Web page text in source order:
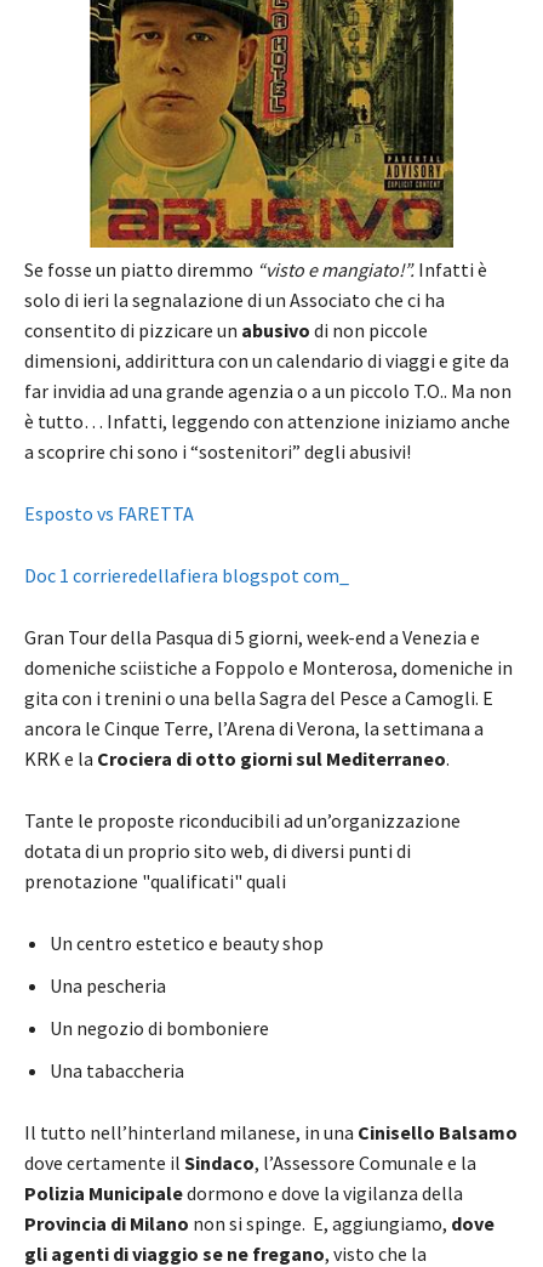
Se fosse un piatto diremmo “visto e mangiato!”. Infatti è
solo di ieri la segnalazione di un Associato che ci ha
consentito di pizzicare un abusivo di non piccole
dimensioni, addirittura con un calendario di viaggi e gite da
far invidia ad una grande agenzia o a un piccolo T.O.. Ma non
è tutto… Infatti, leggendo con attenzione iniziamo anche
a scoprire chi sono i “sostenitori” degli abusivi!
Esposto vs FARETTA
Doc 1 corrieredellafiera blogspot com_
Gran Tour della Pasqua di 5 giorni, week-end a Venezia e
domeniche sciistiche a Foppolo e Monterosa, domeniche in
gita con i trenini o una bella Sagra del Pesce a Camogli. E
ancora le Cinque Terre, l’Arena di Verona, la settimana a
KRK e la Crociera di otto giorni sul Mediterraneo.
Tante le proposte riconducibili ad un’organizzazione
dotata di un proprio sito web, di diversi punti di
prenotazione "qualificati" quali
Un centro estetico e beauty shop
Una pescheria
Un negozio di bomboniere
Una tabaccheria
Il tutto nell’hinterland milanese, in una Cinisello Balsamo
dove certamente il Sindaco, l’Assessore Comunale e la
Polizia Municipaledormono e dove la vigilanza della
Provincia di Milano non si spinge. E, aggiungiamo, dove
gli agenti di viaggio se ne fregano, visto che la